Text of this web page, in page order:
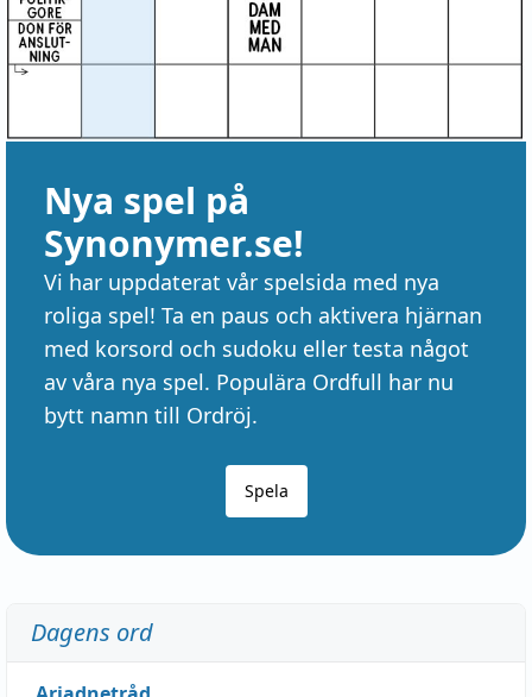
Nya spel på
Synonymer.se!
Vi har uppdaterat vår spelsida med nya
roliga spel! Ta en paus och aktivera hjärnan
med korsord och sudoku eller testa något
av våra nya spel. Populära Ordfull har nu
bytt namn till Ordröj.
Spela
Dagens ord